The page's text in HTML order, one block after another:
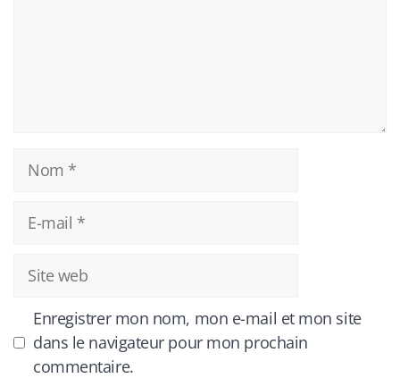
Nom
mail
Site
web
Enregistrer mon nom, mon e-mail et mon site
dans le navigateur pour mon prochain
commentaire.